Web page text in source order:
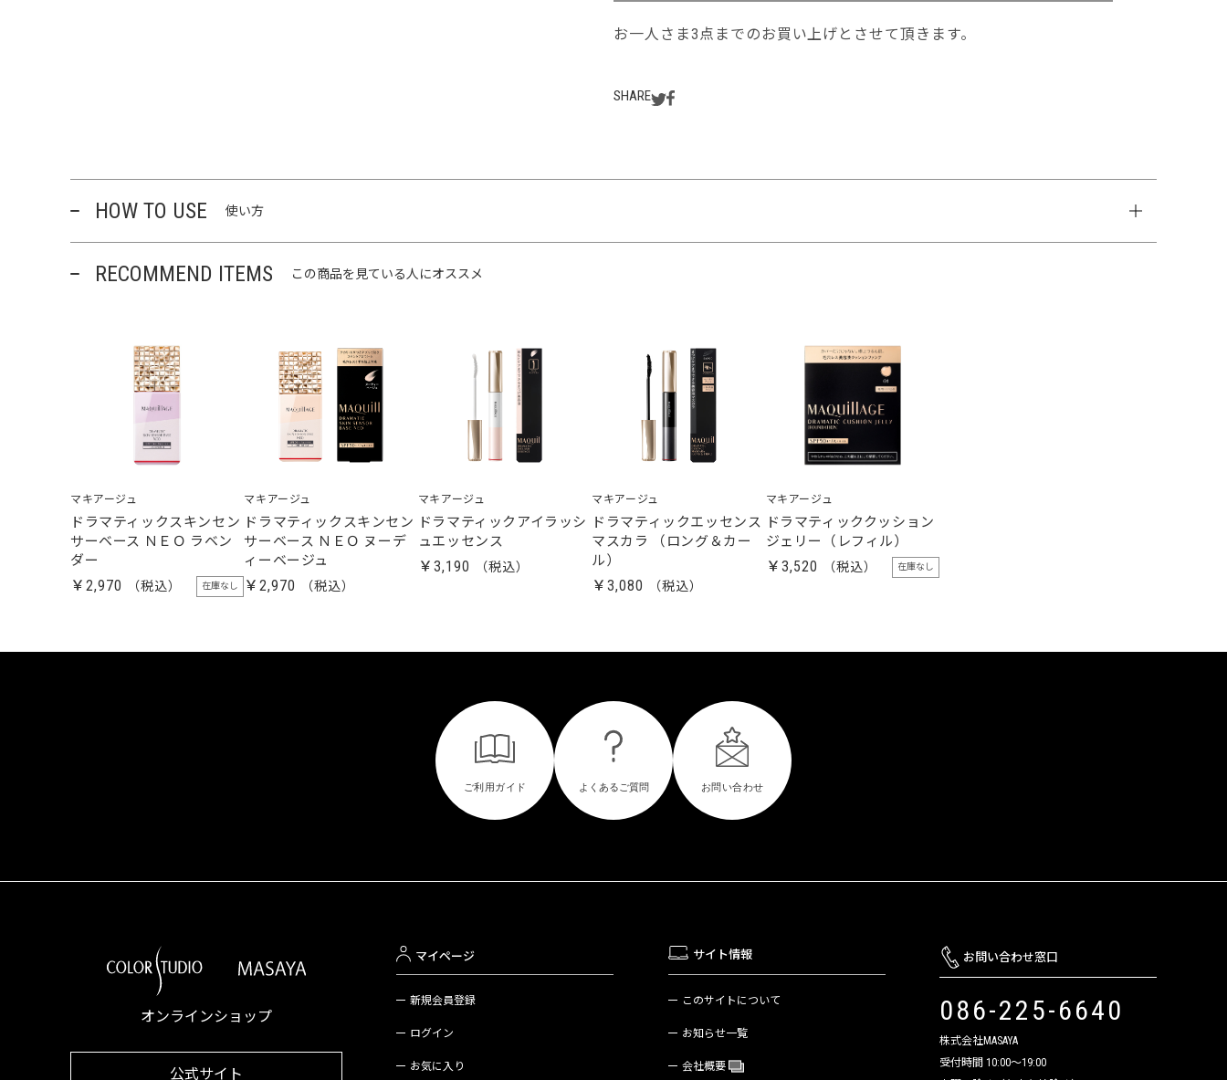
お一人さま3点までのお買い上げとさせて頂きます。
SHARE
HOW TO USE 使い方
RECOMMEND ITEMS この商品を見ている人にオススメ
マキアージュ
ドラマティックスキンセン
サーベース ＮＥＯ ラベン
ダー
￥2,970 在庫なし
マキアージュ
ドラマティックスキンセン
サーベース ＮＥＯ ヌーデ
ィーベージュ
￥2,970
マキアージュ
ドラマティックアイラッシ
ュエッセンス
￥3,190
マキアージュ
ドラマティックエッセンス
マスカラ （ロング＆カー
ル）
￥3,080
マキアージュ
ドラマティッククッション
ジェリー（レフィル）
￥3,520 在庫なし
オンラインショップ
公式サイト
マイページ
新規会員登録
ログイン
お気に入り
サイト情報
このサイトについて
お知らせ一覧
会社概要
お問い合わせ窓口
086-225-6640
株式会社MASAYA
受付時間 10:00～19:00